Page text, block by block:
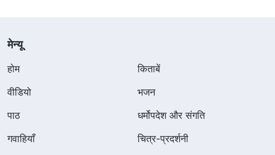
मेन्यू
होम
किताबें
वीडियो
भजन
पाठ
धर्मोपदेश और संगति
गवाहियाँ
चित्र-प्रदर्शनी